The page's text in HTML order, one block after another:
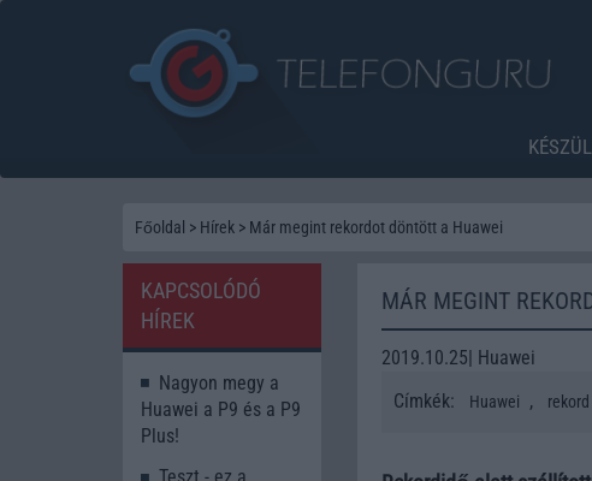
Főoldal > Hírek > Már megint rekordot döntött a Huawei
MÁR MEGINT
2019.10.25| Huawei
Címkék:
Huawei , rekord
KAPCSOLÓDÓ
HÍREK
Nagyon megy a
Huawei a P9 és a P9
Plus!